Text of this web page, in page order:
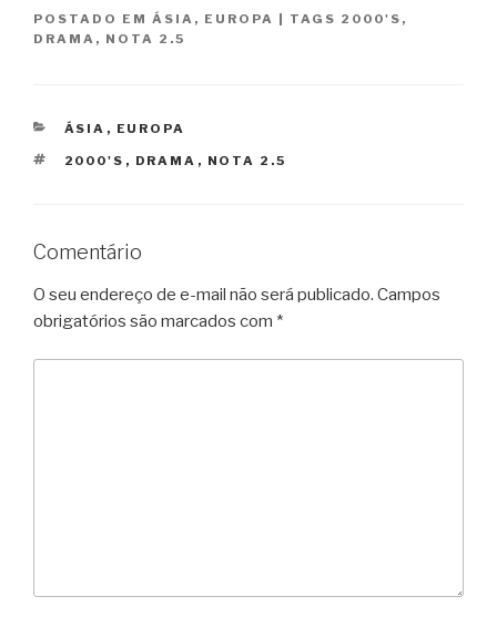
POSTADO EM ÁSIA , EUROPA | TAGS 2000'S ,
DRAMA , NOTA 2.5
CATEGORIAS
ÁSIA , EUROPA
TAGS
2000'S , DRAMA , NOTA 2.5
Comentário
O seu endereço de e-mail não será publicado. Campos
obrigatórios são marcados com *